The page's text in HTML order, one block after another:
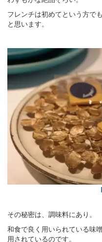
フレンチは初めてという方で
と思います。
その秘密は、調味料にあり。
和食で良く用いられている味
用されているのです。